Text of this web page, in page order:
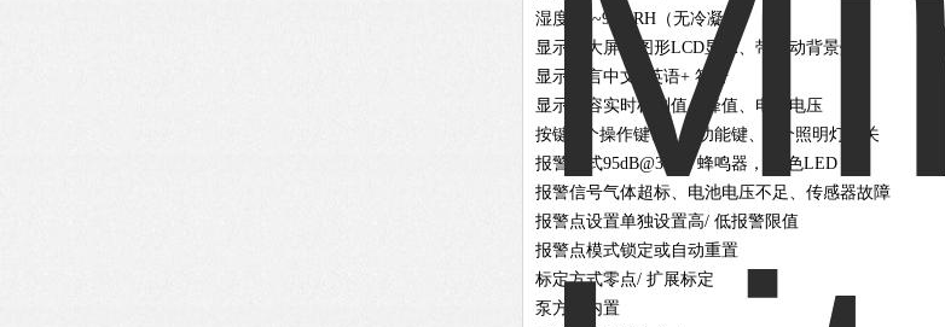
湿度0%~95%RH（无冷凝）
显示屏大屏幕图形LCD显示、带自动背景灯
显示语言中文/ 英语+ 符号
显示内容实时检测值、峰值、电池电压
按键1 个操作键、2 个功能键、1 个照明灯开关
报警方式95dB@30cm 蜂鸣器， 红色LED
报警信号气体超标、电池电压不足、传感器故障
报警点设置单独设置高/ 低报警限值
报警点模式锁定或自动重置
标定方式零点/ 扩展标定
泵方式内置